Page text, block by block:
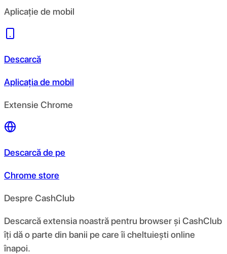
Aplicație de mobil
Descarcă
Aplicația de mobil
Extensie Chrome
Descarcă de pe
Chrome store
Despre CashClub
Descarcă extensia noastră pentru browser și CashClub
îți dă o parte din banii pe care îi cheltuiești online
înapoi.